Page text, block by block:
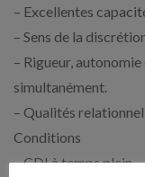
– Excellentes
– Sens de la
– Rigueur,
simultanément.
– Qualités
Conditions
– CDI à temps plein.